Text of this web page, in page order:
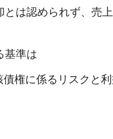
は認められず、売
基準は
権に係るリスクと